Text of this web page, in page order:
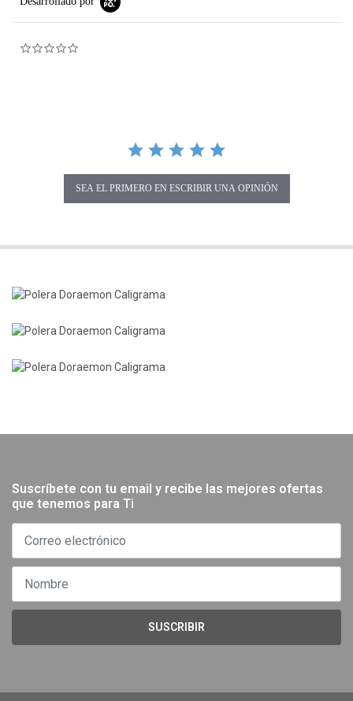
SEA EL PRIMERO EN ESCRIBIR UNA OPINIÓN
Suscríbete con tu email y recibe las mejores ofertas
que tenemos para Ti
SUSCRIBIR